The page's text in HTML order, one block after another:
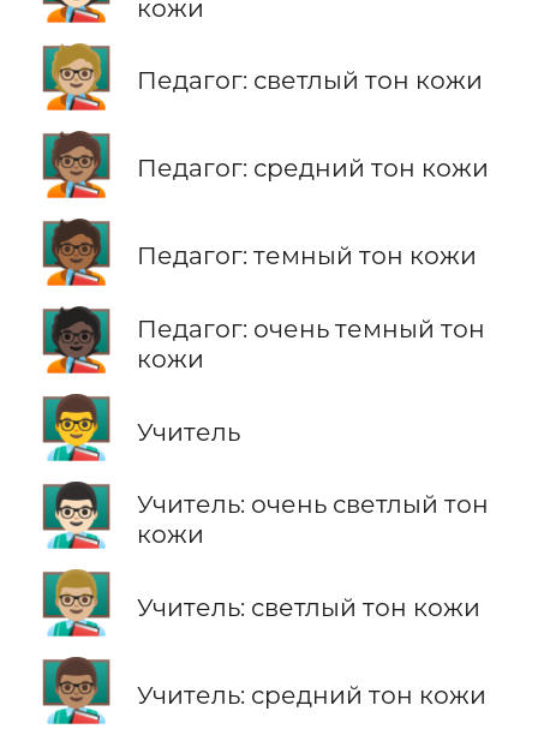
кожи
🧑🏼‍🏫 Педагог: светлый тон кожи
🧑🏽‍🏫 Педагог: средний тон кожи
🧑🏾‍🏫 Педагог: темный тон кожи
🧑🏿‍🏫
Педагог: очень темный тон
кожи
👨‍🏫 Учитель
👨🏻‍🏫
Учитель: очень светлый тон
кожи
👨🏼‍🏫 Учитель: светлый тон кожи
👨🏽‍🏫 Учитель: средний тон кожи